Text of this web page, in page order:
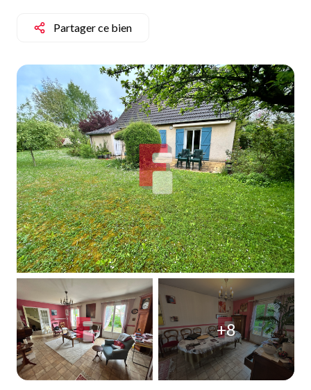
vendus
Alerte
E-mail
Qui
sommes-
nous
Blog
Partager ce bien
+8